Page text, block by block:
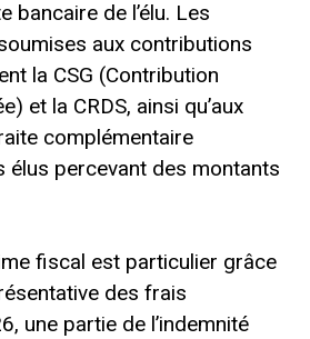
bancaire de l’élu. Les
aux contributions
la CSG (Contribution
et la CRDS, ainsi qu’aux
complémentaire
élus percevant des montants
fiscal est particulier grâce
des frais
une partie de l’indemnité